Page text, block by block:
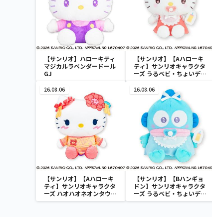
【サンリオ】ハローキティ
マジカルラベンダードール
GJ
【サンリオ】【Aハローキ
ティ】サンリオキャラクタ
ーズ うるベビ・ちょいデカ
26.08.06
【サンリオ】【Aハローキ
ティ】サンリオキャラクタ
ーズ ハオハオネオンタウン
ドールBIGタイプ1
26.08.06
【サンリオ】【Bハンギョ
ドン】サンリオキャラクタ
ーズ うるベビ・ちょいデカ
ドール